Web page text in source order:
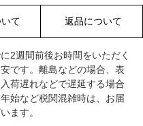
て 返品について
2週間前後お時間をいただく
です。離島などの場合、表
荷遅れなどで遅延する場合
始など税関混雑時は、お届
ます。